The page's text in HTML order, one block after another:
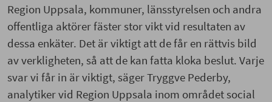
Region Uppsala, kommuner, länsstyrelsen och andra
offentliga aktörer fäster stor vikt vid resultaten av
dessa enkäter. Det är viktigt att de får en rättvis bild
av verkligheten, så att de kan fatta kloka beslut. Varje
svar vi får in är viktigt, säger Tryggve Pederby,
analytiker vid Region Uppsala inom området social